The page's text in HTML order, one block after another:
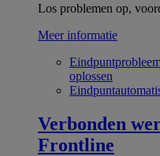
Los problemen op,
Meer informatie
oplossen
Verbonden
Frontline